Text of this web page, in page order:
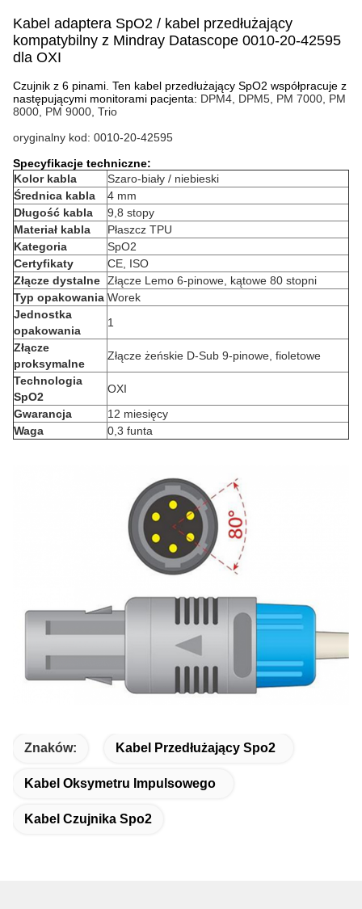
Kabel adaptera SpO2 / kabel przedłużający
kompatybilny z Mindray Datascope 0010-20-42595
dla OXI
Czujnik z 6 pinami. Ten kabel przedłużający SpO2 współpracuje z
następującymi monitorami pacjenta: DPM4, DPM5, PM 7000, PM
8000, PM 9000, Trio
oryginalny kod: 0010-20-42595
Specyfikacje techniczne:
Kolor kabla
Szaro-biały / niebieski
Średnica kabla
4 mm
Długość kabla
9,8 stopy
Materiał kabla
Płaszcz TPU
Kategoria
SpO2
Certyfikaty
CE, ISO
Złącze dystalne Złącze Lemo 6-pinowe, kątowe 80 stopni
Typ opakowania Worek
Jednostka
opakowania
1
Złącze
proksymalne
Złącze żeńskie D-Sub 9-pinowe, fioletowe
Technologia
SpO2
OXI
Gwarancja
12 miesięcy
Waga
0,3 funta
Znaków: Kabel Przedłużający Spo2
Kabel Oksymetru Impulsowego
Kabel Czujnika Spo2